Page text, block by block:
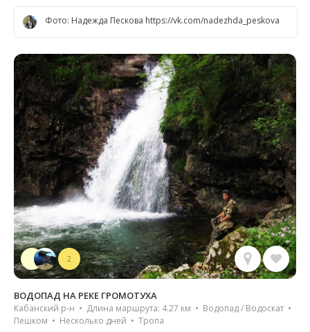
Фото: Надежда Пескова https://vk.com/nadezhda_peskova
2
ВОДОПАД НА РЕКЕ ГРОМОТУХА
Кабанский р-н • Длина маршрута: 4.27 км • Водопад / Водоскат •
Пешком • Несколько дней • Тропа